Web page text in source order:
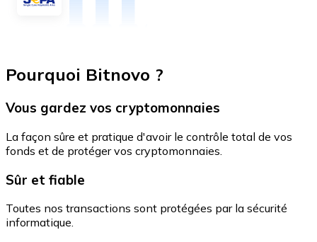
Pourquoi Bitnovo ?
Vous gardez vos cryptomonnaies
La façon sûre et pratique d'avoir le contrôle total de vos
fonds et de protéger vos cryptomonnaies.
Sûr et fiable
Toutes nos transactions sont protégées par la sécurité
informatique.